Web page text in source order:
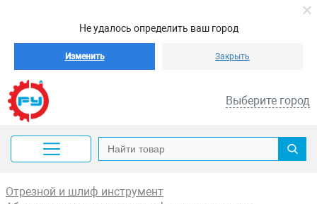
Не удалось определить ваш город
Изменить Закрыть
Выберите город
Отрезной и шлиф инструмент